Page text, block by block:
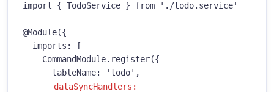
import { TodoService } from './todo.service'
@Module({
dataSyncHandlers: